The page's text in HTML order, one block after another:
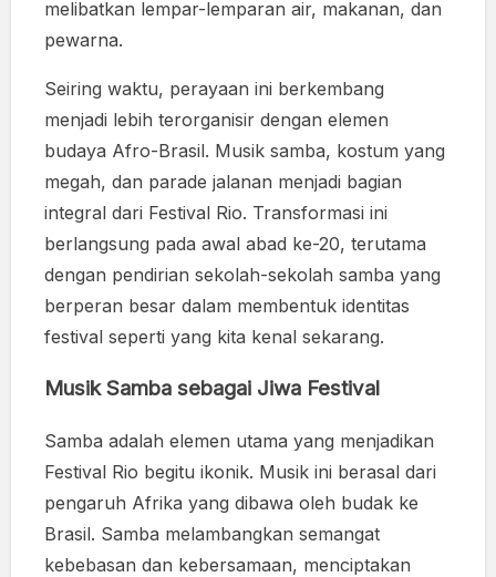
melibatkan lempar-lemparan air, makanan, dan
pewarna.
Seiring waktu, perayaan ini berkembang
menjadi lebih terorganisir dengan elemen
budaya Afro-Brasil. Musik samba, kostum yang
megah, dan parade jalanan menjadi bagian
integral dari Festival Rio. Transformasi ini
berlangsung pada awal abad ke-20, terutama
dengan pendirian sekolah-sekolah samba yang
berperan besar dalam membentuk identitas
festival seperti yang kita kenal sekarang.
Musik Samba sebagai Jiwa Festival
Samba adalah elemen utama yang menjadikan
Festival Rio begitu ikonik. Musik ini berasal dari
pengaruh Afrika yang dibawa oleh budak ke
Brasil. Samba melambangkan semangat
kebebasan dan kebersamaan, menciptakan